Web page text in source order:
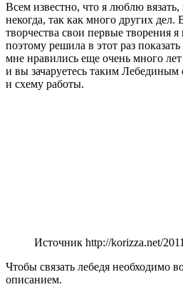
Всем известно, что я люблю вязать,
некогда, так как много других
творчества свои первые творения
поэтому решила в этот раз
мне нравились еще очень много
и вы зачаруетесь таким
и схему работы.
Источник http://korizza.net/
Чтобы связать лебедя необходимо
описанием.